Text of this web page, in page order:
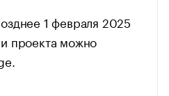
1 февраля 2025
проекта можно